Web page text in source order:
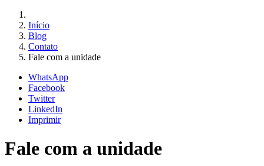
Início
Blog
Contato
Fale com a unidade
WhatsApp
Facebook
Twitter
LinkedIn
Imprimir
Fale com a unidade